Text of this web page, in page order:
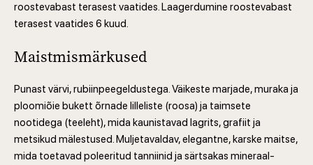
roostevabast terasest vaatides. Laagerdumine roostevabast
terasest vaatides 6 kuud.
Maistmismärkused
Punast värvi, rubiinpeegeldustega. Väikeste marjade, muraka ja
ploomiõie bukett õrnade lilleliste (roosa) ja taimsete
nootidega (teeleht), mida kaunistavad lagrits, grafiit ja
metsikud mälestused. Muljetavaldav, elegantne, karske maitse,
mida toetavad poleeritud tanniinid ja särtsakas mineraal-